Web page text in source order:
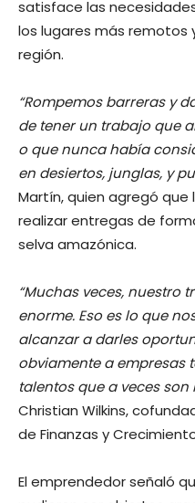
satisface las
los lugares más remotos
región.
“Rompemos barreras y
de tener un trabajo que
o que nunca había
en desiertos, junglas, y
Martín, quien agregó
realizar entregas de
selva amazónica.
“Muchas veces, nuestro
enorme. Eso es lo que
alcanzar a darles
obviamente a empresas
talentos que a veces son
Christian Wilkins,
de Finanzas y
El emprendedor señaló